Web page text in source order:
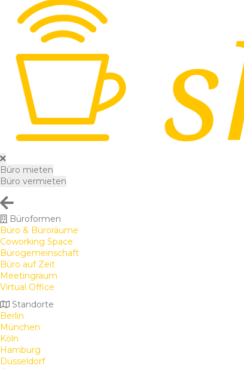
Büro mieten
Büro vermieten
Büroformen
Büro & Büroräume
Coworking Space
Bürogemeinschaft
Büro auf Zeit
Meetingraum
Virtual Office
Standorte
Berlin
München
Köln
Hamburg
Düsseldorf